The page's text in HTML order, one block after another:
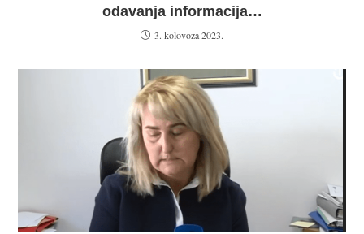
odavanja informacija…
3. kolovoza 2023.